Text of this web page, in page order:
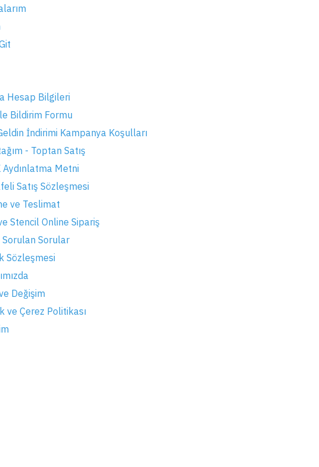
Hesap Bilgileri
Bildirim Formu
İndirimi Kampanya Koşulları
- Toptan Satış
Aydınlatma Metni
Satış Sözleşmesi
ve Teslimat
Stencil Online Sipariş
Sorulan Sorular
Sözleşmesi
Değişim
ve Çerez Politikası